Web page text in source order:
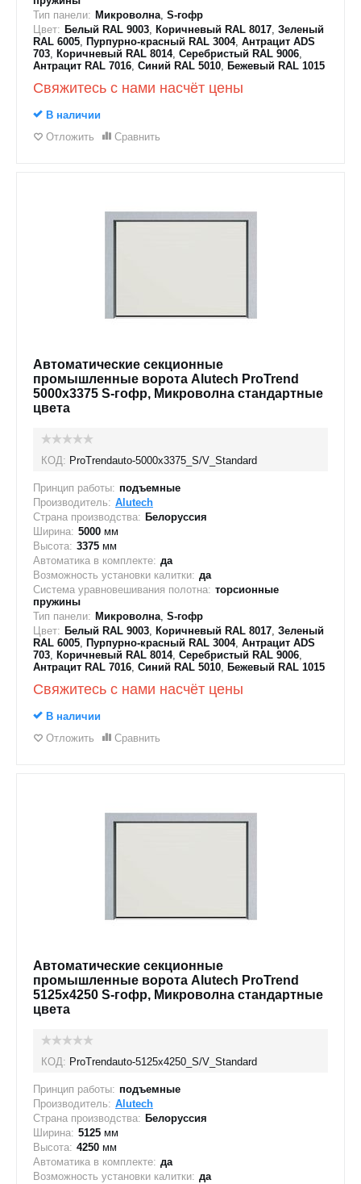
Тип панели: Микроволна, S-гофр
Цвет: Белый RAL 9003, Коричневый RAL 8017, Зеленый
RAL 6005, Пурпурно-красный RAL 3004, Антрацит ADS
703, Коричневый RAL 8014, Серебристый RAL 9006,
Антрацит RAL 7016, Синий RAL 5010, Бежевый RAL 1015
Свяжитесь с нами насчёт цены
В наличии
Отложить
Сравнить
Автоматические секционные
промышленные ворота Alutech ProTrend
5000х3375 S-гофр, Микроволна стандартные
цвета
КОД: ProTrendauto-5000х3375_S/V_Standard
Принцип работы: подъемные
Производитель: Alutech
Страна производства: Белоруссия
Ширина: 5000 мм
Высота: 3375 мм
Автоматика в комплекте: да
Возможность установки калитки: да
Система уравновешивания полотна: торсионные
пружины
Тип панели: Микроволна, S-гофр
Цвет: Белый RAL 9003, Коричневый RAL 8017, Зеленый
RAL 6005, Пурпурно-красный RAL 3004, Антрацит ADS
703, Коричневый RAL 8014, Серебристый RAL 9006,
Антрацит RAL 7016, Синий RAL 5010, Бежевый RAL 1015
Свяжитесь с нами насчёт цены
В наличии
Отложить
Сравнить
Автоматические секционные
промышленные ворота Alutech ProTrend
5125х4250 S-гофр, Микроволна стандартные
цвета
КОД: ProTrendauto-5125х4250_S/V_Standard
Принцип работы: подъемные
Производитель: Alutech
Страна производства: Белоруссия
Ширина: 5125 мм
Высота: 4250 мм
Автоматика в комплекте: да
Возможность установки калитки: да